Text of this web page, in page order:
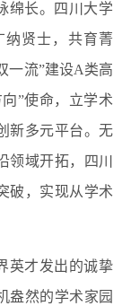
绵长。四川大学
纳贤士，共育菁
一流”建设A类高
”使命，立学术
新多元平台。无
领域开拓，四川
破，实现从学术
英才发出的诚挚
盎然的学术家园